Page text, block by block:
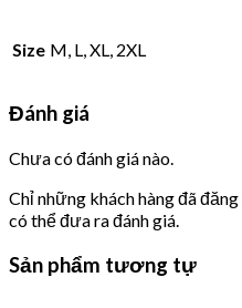
Size M, L, XL, 2XL
Đánh giá
Chưa có đánh giá nào.
Chỉ những khách hàng đã
có thể đưa ra đánh giá.
Sản phẩm tương tự